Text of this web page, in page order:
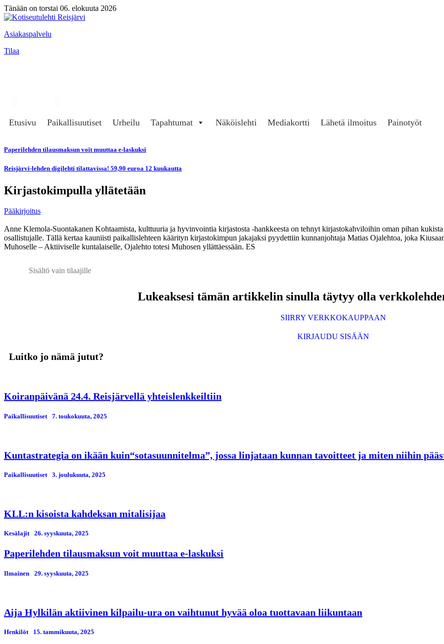
Tänään on torstai 06. elokuuta 2026
Asiakaspalvelu
Tilaa
Etusivu
Paikallisuutiset Urheilu Tapahtumat Näköislehti Mediakortti Lähetä ilmoitus Painotyöt
Paperilehden tilausmaksun voit muuttaa e-laskuksi
Reisjärvi-lehden digilehti tilattavissa! 59,90 euroa 12 kuukautta
Kirjastokimpulla yllätetään
Pääkirjoitus
Anne Klemola-Suontakanen Kohtaamista, kulttuuria ja hyvinvointia kirjastosta -hankkeesta on tehnyt kirjastokahviloihin oman pihan
osallistujalle. Tällä kertaa kauniisti paikallislehteen käärityn kirjastokimpun jakajaksi pyydettiin kunnanjohtaja Matias Ojalehtoa, joka
Muhoselle – Aktiiviselle kuntalaiselle, Ojalehto totesi Muhosen yllättäessään. ES
Sisältö vain tilaajille
Lukeaksesi tämän artikkelin sinulla täytyy olla
SIIRRY VERKKOKAUPPAAN
KIRJAUDU SISÄÄN
Luitko jo nämä jutut?
Koiranpäivänä 24.4. Reisjärvellä yhteislenkkeiltiin
Paikallisuutiset 7. toukokuuta, 2025
Kuntastrategia on ikään kuin“sotasuunnitelma”, jossa linjataan kunnan tavoitteet ja miten niihin
Paikallisuutiset 3. јoulukuuta, 2025
KLL:n kisoista kahdeksan mitalisijaa
Kesälajit 26. syyskuuta, 2025
Paperilehden tilausmaksun voit muuttaa e-laskuksi
Ilmainen 29. syyskuuta, 2025
Aija Hylkilän aktiivinen kilpailu-ura on vaihtunut hyvää oloa tuottavaan liikuntaan
Henkilöt 15. tammikuuta, 2025